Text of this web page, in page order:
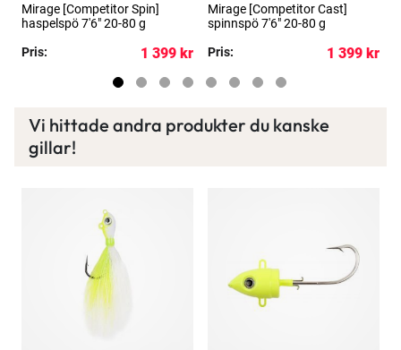
Mirage [Competitor Spin]
haspelspö 7'6" 20-80 g
Pris:
1 399 kr
Mirage [Competitor Cast]
spinnspö 7'6" 20-80 g
Pris:
1 399 kr
Vi hittade andra produkter du kanske
gillar!